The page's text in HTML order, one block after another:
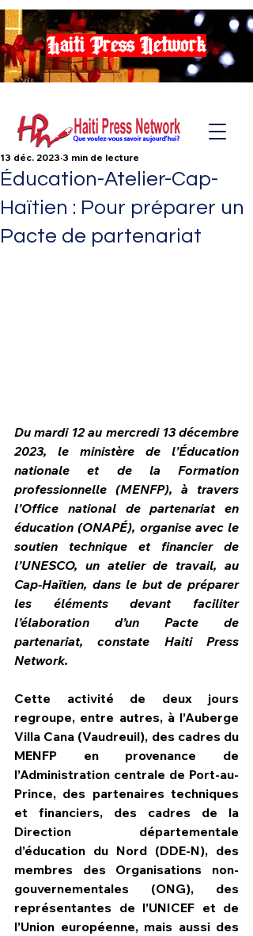
Haiti Press Network
HPN Live
Éducation-Atelier-Cap-
Haïtien : Pour préparer un
Pacte de partenariat
13 déc. 2023 3 min de lecture
Du mardi 12 au mercredi 13 décembre
2023, le ministère de l’Éducation
nationale et de la Formation
professionnelle (MENFP), à travers
l’Office national de partenariat en
éducation (ONAPÉ), organise avec le
soutien technique et financier de
l’UNESCO, un atelier de travail, au
Cap-Haïtien, dans le but de préparer
les éléments devant faciliter
l’élaboration d’un Pacte de
partenariat, constate Haiti Press
Network.
Cette activité de deux jours
regroupe, entre autres, à l’Auberge
Villa Cana (Vaudreuil), des cadres du
MENFP en provenance de
l’Administration centrale de Port-au-
Prince, des partenaires techniques
et financiers, des cadres de la
Direction départementale
d’éducation du Nord (DDE-N), des
membres des Organisations non-
gouvernementales (ONG), des
représentantes de l’UNICEF et de
l’Union européenne, mais aussi des